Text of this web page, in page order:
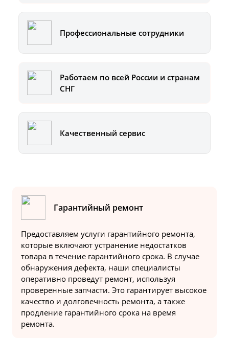
Профессиональные сотрудники
Работаем по всей России и странам
СНГ
Качественный сервис
Гарантийный ремонт
Предоставляем услуги гарантийного ремонта,
которые включают устранение недостатков
товара в течение гарантийного срока. В случае
обнаружения дефекта, наши специалисты
оперативно проведут ремонт, используя
проверенные запчасти. Это гарантирует высокое
качество и долговечность ремонта, а также
продление гарантийного срока на время
ремонта.